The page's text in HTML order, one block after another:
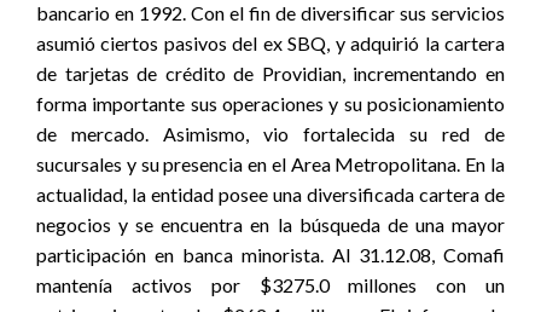
bancario en 1992. Con el fin de diversificar sus servicios
asumió ciertos pasivos del ex SBQ, y adquirió la cartera
de tarjetas de crédito de Providian, incrementando en
forma importante sus operaciones y su posicionamiento
de mercado. Asimismo, vio fortalecida su red de
sucursales y su presencia en el Area Metropolitana. En la
actualidad, la entidad posee una diversificada cartera de
negocios y se encuentra en la búsqueda de una mayor
participación en banca minorista. Al 31.12.08, Comafi
mantenía activos por $3275.0 millones con un